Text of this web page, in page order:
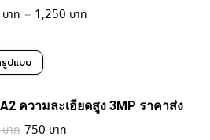
– 1,250
1,250฿
รูปแบบ
This
has
ความละเอียดสูง 3MP ราคาส่ง
Original
750